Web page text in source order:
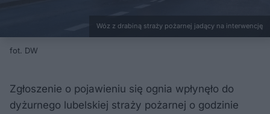
Wóz z drabiną straży pożarnej jadący na interwencję
fot. DW
Zgłoszenie o pojawieniu się ognia wpłynęło do
dyżurnego lubelskiej straży pożarnej o godzinie